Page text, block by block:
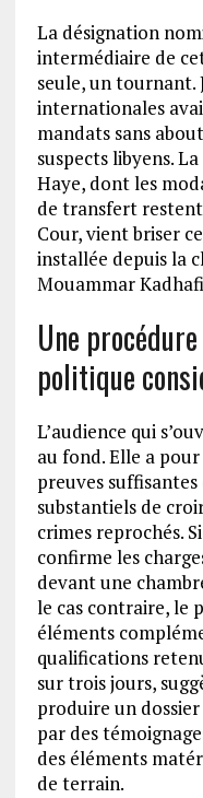
La désignation
intermédiaire de
seule, un tournant.
internationales
mandats sans
suspects libyens.
Haye, dont les
de transfert
Cour, vient briser
installée depuis la
Mouammar
Une
politique
L’audience qui
au fond. Elle a
preuves
substantiels de
crimes reprochés.
confirme les
devant une
le cas contraire, le
éléments
qualifications
sur trois jours,
produire un
par des
des éléments
de terrain.